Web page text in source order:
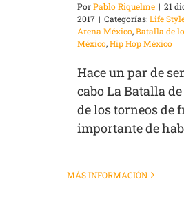
PorPablo Riquelme | 21
2017 | Categorías:Life
Arena México,Batalla de
México,Hip Hop México
Hace un par de
cabo La Batalla
de los torneos de
importante de
MÁS INFORMACIÓN